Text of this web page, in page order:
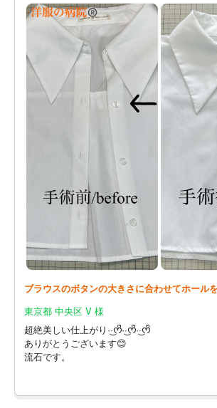
ブラウスのボタンの大きさに合わせてホール
東京都 中央区 V 様
超絶美しい仕上がり·͜·ᰔᩚ·͜·ᰔᩚ·͜·ᰔᩚ
ありがとうございます😊
流石です。